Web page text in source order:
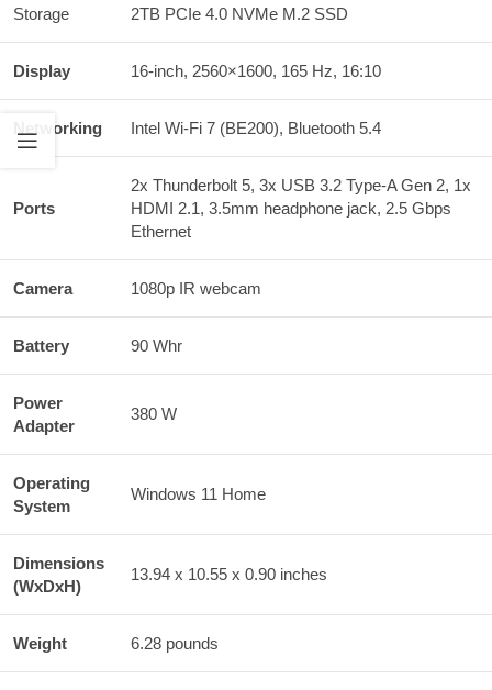
Storage 2TB PCIe 4.0 NVMe M.2 SSD
Display 16-inch, 2560×1600, 165 Hz, 16:10
Networking Intel Wi-Fi 7 (BE200), Bluetooth 5.4
Ports
2x Thunderbolt 5, 3x USB 3.2 Type-A Gen 2, 1x
HDMI 2.1, 3.5mm headphone jack, 2.5 Gbps
Ethernet
Camera 1080p IR webcam
Battery 90 Whr
Power
Adapter
380 W
Operating
System
Windows 11 Home
Dimensions
(WxDxH)
13.94 x 10.55 x 0.90 inches
Weight 6.28 pounds